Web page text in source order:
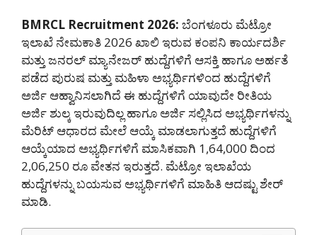
BMRCL Recruitment 2026: ಬೆಂಗಳೂರು ಮೆಟ್ರೋ
ಇಲಾಖೆ ನೇಮಕಾತಿ 2026 ಖಾಲಿ ಇರುವ ಕಂಪನಿ ಕಾರ್ಯದರ್ಶಿ
ಮತ್ತು ಜನರಲ್ ಮ್ಯಾನೇಜರ್ ಹುದ್ದೆಗಳಿಗೆ ಆಸಕ್ತಿ ಹಾಗೂ ಅರ್ಹತೆ
ಪಡೆದ ಪುರುಷ ಮತ್ತು ಮಹಿಳಾ ಅಭ್ಯರ್ಥಿಗಳಿಂದ ಹುದ್ದೆಗಳಿಗೆ
ಅರ್ಜಿ ಆಹ್ವಾನಿಸಲಾಗಿದೆ ಈ ಹುದ್ದೆಗಳಿಗೆ ಯಾವುದೇ ರೀತಿಯ
ಅರ್ಜಿ ಶುಲ್ಕ ಇರುವುದಿಲ್ಲ ಹಾಗೂ ಅರ್ಜಿ ಸಲ್ಲಿಸಿದ ಅಭ್ಯರ್ಥಿಗಳನ್ನು
ಮೆರಿಟ್ ಆಧಾರದ ಮೇಲೆ ಆಯ್ಕೆ ಮಾಡಲಾಗುತ್ತದೆ ಹುದ್ದೆಗಳಿಗೆ
ಆಯ್ಕೆಯಾದ ಅಭ್ಯರ್ಥಿಗಳಿಗೆ ಮಾಸಿಕವಾಗಿ 1,64,000 ದಿಂದ
2,06,250 ರೂ ವೇತನ ಇರುತ್ತದೆ. ಮೆಟ್ರೋ ಇಲಾಖೆಯ
ಹುದ್ದೆಗಳನ್ನು ಬಯಸುವ ಅಭ್ಯರ್ಥಿಗಳಿಗೆ ಮಾಹಿತಿ ಆದಷ್ಟು ಶೇರ್
ಮಾಡಿ.